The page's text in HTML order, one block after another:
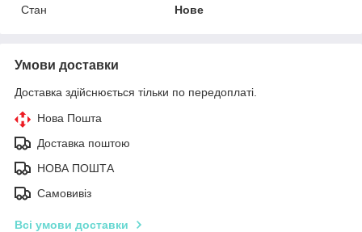
Стан
Нове
Умови доставки
Доставка здійснюється тільки по передоплаті.
Нова Пошта
Доставка поштою
НОВА ПОШТА
Самовивіз
Всі умови доставки